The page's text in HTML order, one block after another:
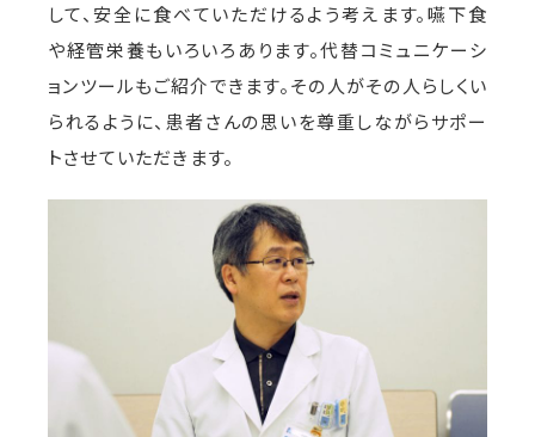
して、安全に食べていただけるよう考えます。嚥下食
や経管栄養もいろいろあります。代替コミュニケーシ
ョンツールもご紹介できます。その人がその人らしくい
られるように、患者さんの思いを尊重しながらサポー
トさせていただきます。